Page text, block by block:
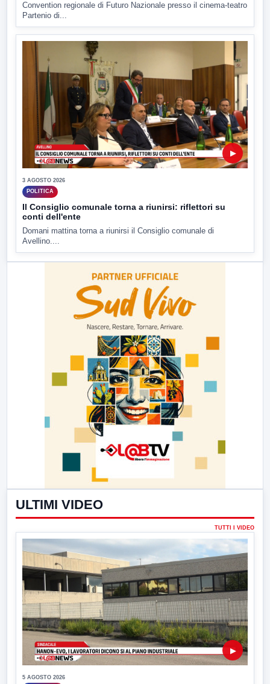
Convention regionale di Futuro Nazionale presso il cinema-teatro
Partenio di...
▶
3 AGOSTO 2026
POLITICA
Il Consiglio comunale torna a riunirsi: riflettori su
conti dell'ente
Domani mattina torna a riunirsi il Consiglio comunale di
Avellino....
ULTIMI VIDEO
TUTTI I VIDEO
▶
5 AGOSTO 2026